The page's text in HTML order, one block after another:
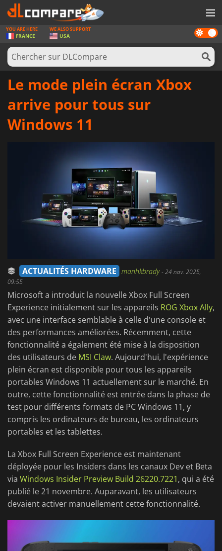
JEUX
CARTES PRÉPAYÉES
LOGICIELS
Dark
mode
YOU ARE HERE
FRANCE
WE ALSO SUPPORT
USA
Le mode plein écran Xbox
arrive pour tous sur
Windows 11
ACTUALITÉS HARDWARE manhkbrady-24 nov. 2025,
09:55
Microsoft a introduit la nouvelle Xbox Full Screen
Experience initialement sur les appareils ROG Xbox Ally,
avec une interface semblable à celle d'une console et
des performances améliorées. Récemment, cette
fonctionnalité a également été mise à la disposition
des utilisateurs de MSI Claw. Aujourd'hui, l'expérience
plein écran est disponible pour tous les appareils
portables Windows 11 actuellement sur le marché. En
outre, cette fonctionnalité est entrée dans la phase de
test pour différents formats de PC Windows 11, y
compris les ordinateurs de bureau, les ordinateurs
portables et les tablettes.
La Xbox Full Screen Experience est maintenant
déployée pour les Insiders dans les canaux Dev et Beta
via Windows Insider Preview Build 26220.7221, qui a été
publié le 21 novembre. Auparavant, les utilisateurs
devaient activer manuellement cette fonctionnalité.